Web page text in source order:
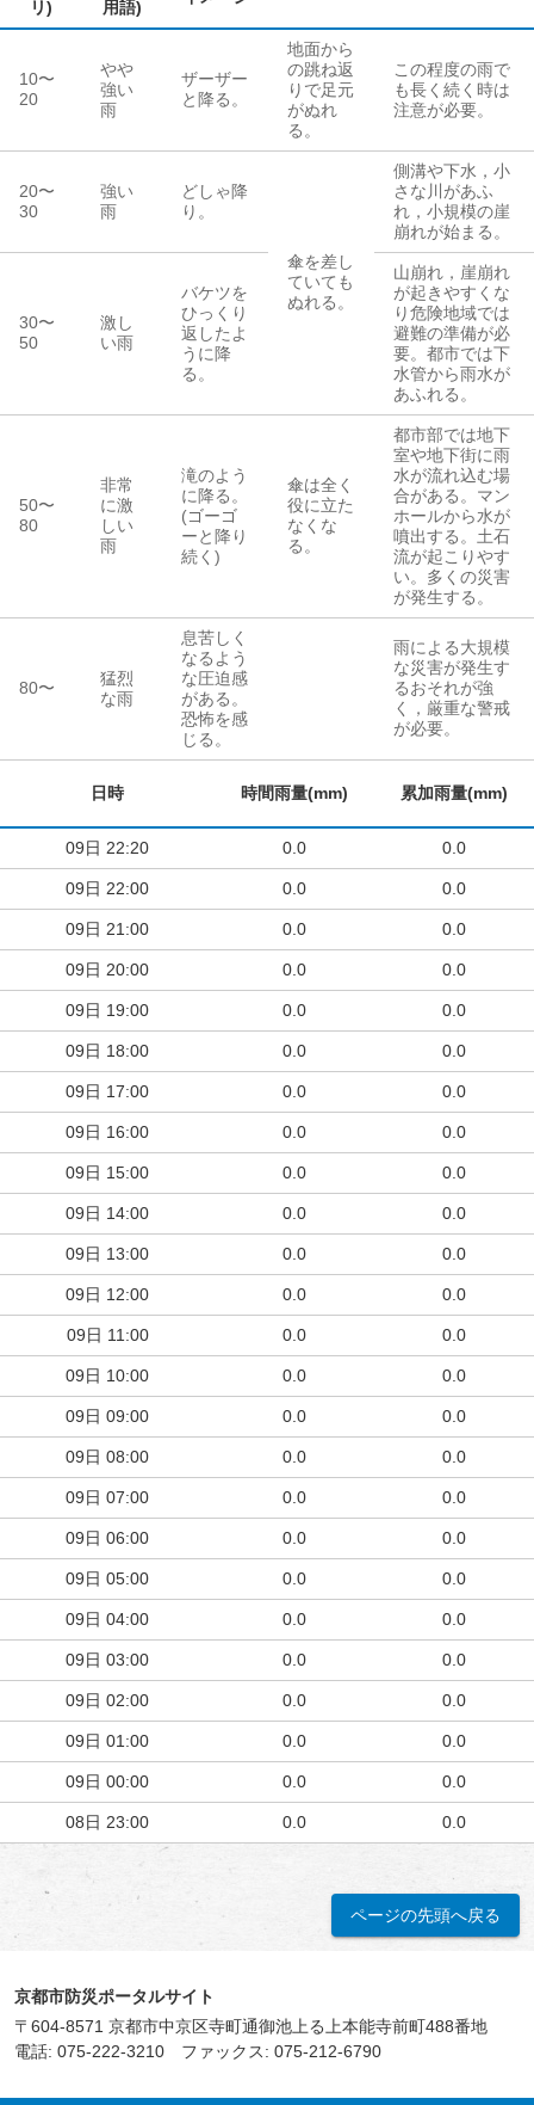
リ)
用語)
10〜
20
やや
強い
雨
ザーザー
と降る。
地面から
の跳ね返
りで足元
がぬれ
る。
この程度の雨で
も長く続く時は
注意が必要。
20〜
30
強い
雨
どしゃ降
り。
傘を差し
ていても
ぬれる。
側溝や下水，小
さな川があふ
れ，小規模の崖
崩れが始まる。
30〜
50
激し
い雨
バケツを
ひっくり
返したよ
うに降
る。
山崩れ，崖崩れ
が起きやすくな
り危険地域では
避難の準備が必
要。都市では下
水管から雨水が
あふれる。
50〜
80
非常
に激
しい
雨
滝のよう
に降る。
(ゴーゴ
ーと降り
続く)
傘は全く
役に立た
なくな
る。
都市部では地下
室や地下街に雨
水が流れ込む場
合がある。マン
ホールから水が
噴出する。土石
流が起こりやす
い。多くの災害
が発生する。
80〜
猛烈
な雨
息苦しく
なるよう
な圧迫感
がある。
恐怖を感
じる。
雨による大規模
な災害が発生す
るおそれが強
く，厳重な警戒
が必要。
日時 時間雨量(mm) 累加雨量(mm)
09日 22:20 0.0 0.0
09日 22:00 0.0 0.0
09日 21:00 0.0 0.0
09日 20:00 0.0 0.0
09日 19:00 0.0 0.0
09日 18:00 0.0 0.0
09日 17:00 0.0 0.0
09日 16:00 0.0 0.0
09日 15:00 0.0 0.0
09日 14:00 0.0 0.0
09日 13:00 0.0 0.0
09日 12:00 0.0 0.0
09日 11:00 0.0 0.0
09日 10:00 0.0 0.0
09日 09:00 0.0 0.0
09日 08:00 0.0 0.0
09日 07:00 0.0 0.0
09日 06:00 0.0 0.0
09日 05:00 0.0 0.0
09日 04:00 0.0 0.0
09日 03:00 0.0 0.0
09日 02:00 0.0 0.0
09日 01:00 0.0 0.0
09日 00:00 0.0 0.0
08日 23:00 0.0 0.0
ページの先頭へ戻る
京都市防災ポータルサイト
〒604-8571 京都市中京区寺町通御池上る上本能寺前町488番地
電話: 075-222-3210 ファックス: 075-212-6790